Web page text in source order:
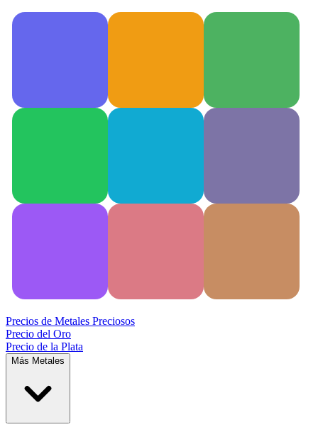
Precios de Metales Preciosos
Precio del Oro
Precio de la Plata
Más Metales